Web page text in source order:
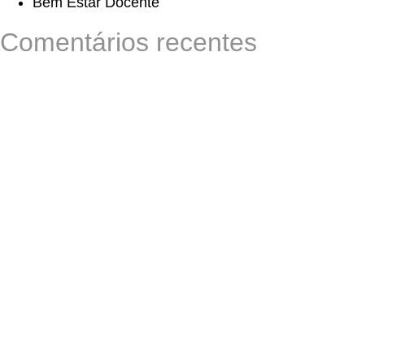
Comentários recentes